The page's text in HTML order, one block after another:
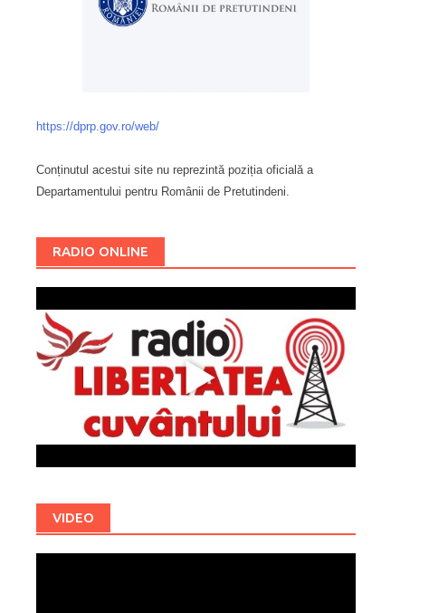
https://dprp.gov.ro/web/
Conținutul acestui site nu reprezintă poziția oficială a
Departamentului pentru Românii de Pretutindeni.
RADIO ONLINE
VIDEO